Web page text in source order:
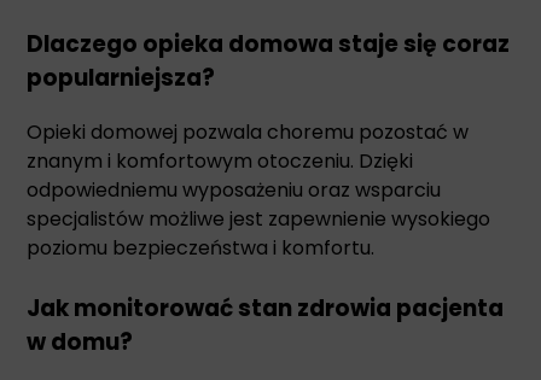
Dlaczego opieka domowa staje się coraz
popularniejsza?
Opieki domowej pozwala choremu pozostać w
znanym i komfortowym otoczeniu. Dzięki
odpowiedniemu wyposażeniu oraz wsparciu
specjalistów możliwe jest zapewnienie wysokiego
poziomu bezpieczeństwa i komfortu.
Jak monitorować stan zdrowia pacjenta
w domu?